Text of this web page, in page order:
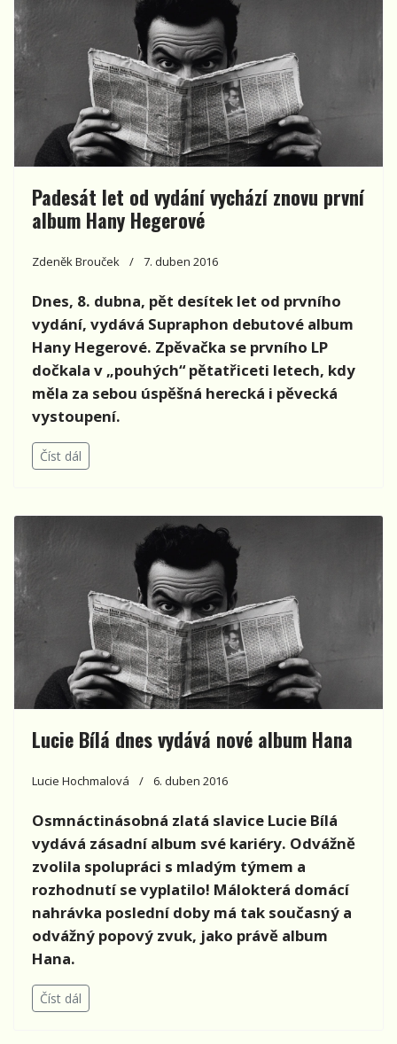
Padesát let od vydání vychází znovu první
album Hany Hegerové
Zdeněk Brouček 7. duben 2016
Dnes, 8. dubna, pět desítek let od prvního
vydání, vydává Supraphon debutové album
Hany Hegerové. Zpěvačka se prvního LP
dočkala v „pouhých“ pětatřiceti letech, kdy
měla za sebou úspěšná herecká i pěvecká
vystoupení.
Číst dál
Lucie Bílá dnes vydává nové album Hana
Lucie Hochmalová 6. duben 2016
Osmnáctinásobná zlatá slavice Lucie Bílá
vydává zásadní album své kariéry. Odvážně
zvolila spolupráci s mladým týmem a
rozhodnutí se vyplatilo! Málokterá domácí
nahrávka poslední doby má tak současný a
odvážný popový zvuk, jako právě album
Hana.
Číst dál